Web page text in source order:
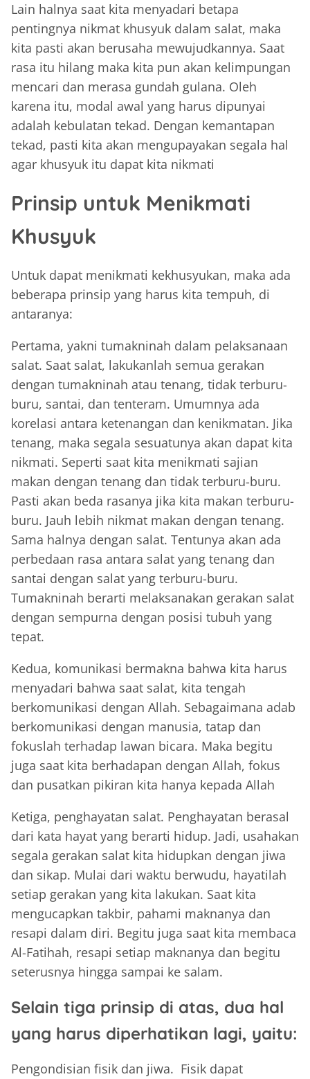
Lain halnya saat kita menyadari betapa
pentingnya nikmat khusyuk dalam salat, maka
kita pasti akan berusaha mewujudkannya. Saat
rasa itu hilang maka kita pun akan kelimpungan
mencari dan merasa gundah gulana. Oleh
karena itu, modal awal yang harus dipunyai
adalah kebulatan tekad. Dengan kemantapan
tekad, pasti kita akan mengupayakan segala hal
agar khusyuk itu dapat kita nikmati
Prinsip untuk Menikmati
Khusyuk
Untuk dapat menikmati kekhusyukan, maka ada
beberapa prinsip yang harus kita tempuh, di
antaranya:
Pertama, yakni tumakninah dalam pelaksanaan
salat. Saat salat, lakukanlah semua gerakan
dengan tumakninah atau tenang, tidak terburu-
buru, santai, dan tenteram. Umumnya ada
korelasi antara ketenangan dan kenikmatan. Jika
tenang, maka segala sesuatunya akan dapat kita
nikmati. Seperti saat kita menikmati sajian
makan dengan tenang dan tidak terburu-buru.
Pasti akan beda rasanya jika kita makan terburu-
buru. Jauh lebih nikmat makan dengan tenang.
Sama halnya dengan salat. Tentunya akan ada
perbedaan rasa antara salat yang tenang dan
santai dengan salat yang terburu-buru.
Tumakninah berarti melaksanakan gerakan salat
dengan sempurna dengan posisi tubuh yang
tepat.
Kedua, komunikasi bermakna bahwa kita harus
menyadari bahwa saat salat, kita tengah
berkomunikasi dengan Allah. Sebagaimana adab
berkomunikasi dengan manusia, tatap dan
fokuslah terhadap lawan bicara. Maka begitu
juga saat kita berhadapan dengan Allah, fokus
dan pusatkan pikiran kita hanya kepada Allah
Ketiga, penghayatan salat. Penghayatan berasal
dari kata hayat yang berarti hidup. Jadi, usahakan
segala gerakan salat kita hidupkan dengan jiwa
dan sikap. Mulai dari waktu berwudu, hayatilah
setiap gerakan yang kita lakukan. Saat kita
mengucapkan takbir, pahami maknanya dan
resapi dalam diri. Begitu juga saat kita membaca
Al-Fatihah, resapi setiap maknanya dan begitu
seterusnya hingga sampai ke salam.
Selain tiga prinsip di atas, dua hal
yang harus diperhatikan lagi, yaitu:
Pengondisian fisik dan jiwa. Fisik dapat